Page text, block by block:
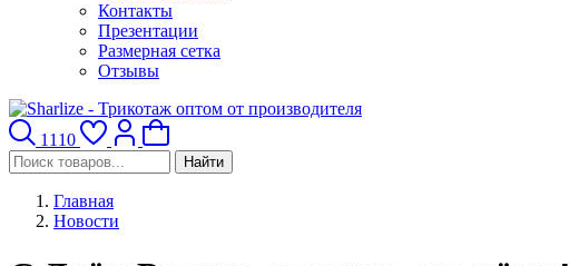
Контакты
Презентации
Размерная сетка
Отзывы
1110
Найти
Главная
Новости